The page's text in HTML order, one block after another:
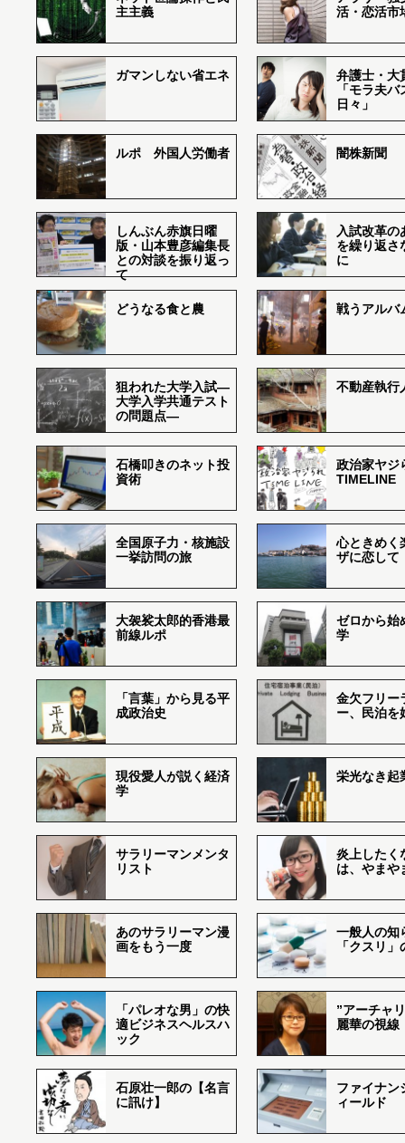
主主義
活・恋活市
ガマンしない省エネ
弁護士・大
「モラ夫
日々」
ルポ 外国人労働者 闇株新聞
しんぶん赤旗日曜
版・山本豊彦編集長
との対談を振り返っ
て
入試改革の
を繰り返さ
に
どうなる食と農 戦うアルバ
狙われた大学入試―
大学入学共通テスト
の問題点―
不動産執行
石橋叩きのネット投
資術
政治家ヤジ
TIMELINE
全国原子力・核施設
一挙訪問の旅
心ときめく
ザに恋して
大袈裟太郎的香港最
前線ルポ
ゼロから始
学
「言葉」から見る平
成政治史
金欠フリー
ー、民泊を
現役愛人が説く経済
学
栄光なき起
サラリーマンメンタ
リスト
炎上したく
は、やまや
あのサラリーマン漫
画をもう一度
一般人の知
「クスリ
「パレオな男」の快
適ビジネスヘルスハ
ック
”アーチャ
麗華の視線
石原壮一郎の【名言
に訊け】
ファイナン
ィールド